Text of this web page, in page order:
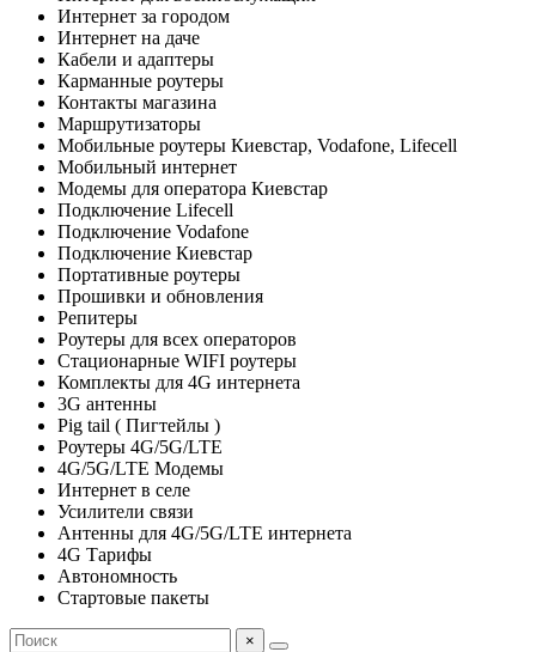
Интернет за городом
Интернет на даче
Кабели и адаптеры
Карманные роутеры
Контакты магазина
Маршрутизаторы
Мобильные роутеры Киевстар, Vodafone, Lifecell
Мобильный интернет
Модемы для оператора Киевстар
Подключение Lifecell
Подключение Vodafone
Подключение Киевстар
Портативные роутеры
Прошивки и обновления
Репитеры
Роутеры для всех операторов
Стационарные WIFI роутеры
Комплекты для 4G интернета
3G антенны
Pig tail ( Пигтейлы )
Роутеры 4G/5G/LTE
4G/5G/LTE Модемы
Интернет в селе
Усилители связи
Антенны для 4G/5G/LTE интернета
4G Тарифы
Автономность
Стартовые пакеты
×